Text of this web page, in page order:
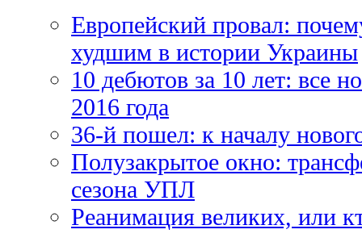
Европейский провал:
худшим в истории Украины
10 дебютов за 10 лет: все
2016 года
36-й пошел: к началу
Полузакрытое окно:
сезона УПЛ
Реанимация великих, или